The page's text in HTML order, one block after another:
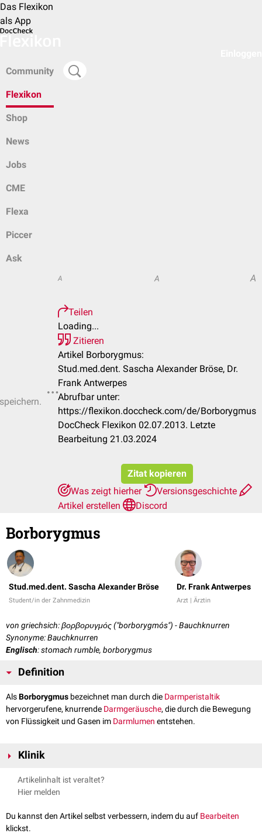
Das Flexikon
als App
Community
Flexikon
Shop
News
Jobs
CME
Flexa
Piccer
Ask
A A A
Teilen
Loading...
Zitieren
Artikel Borborygmus:
Stud.med.dent. Sascha Alexander Bröse, Dr.
Frank Antwerpes
Abrufbar unter:
https://flexikon.doccheck.com/de/Borborygmus
DocCheck Flexikon 02.07.2013. Letzte
Bearbeitung 21.03.2024
Zitat kopieren
Was zeigt hierher
Versionsgeschichte
Artikel erstellen
Discord
Borborygmus
Stud.med.dent. Sascha Alexander Bröse
Student/in der Zahnmedizin
Dr. Frank Antwerpes
Arzt | Ärztin
von griechsich: βορβορυγμός ("borborygmós") - Bauchknurren
Synonyme: Bauchknurren
Englisch: stomach rumble, borborygmus
Definition
AlsBorborygmus bezeichnet man durch die Darmperistaltik
hervorgerufene, knurrende Darmgeräusche, die durch die Bewegung
von Flüssigkeit und Gasen im Darmlumen entstehen.
Klinik
Ursache für Borborygmus sind in der Regel Verdauungsstörungen (z.B.
Maldigestion ). Beim
Artikelinhalt ist veraltet?
Hier melden
Du kannst den Artikel selbst verbessern, indem du auf Bearbeiten
klickst.